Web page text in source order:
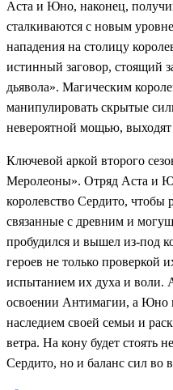
Аста и Юно, наконец,
сталкиваются с новым
нападения на столицу
истинный заговор, стоящий
дьявола». Магическим
манипулировать скрытые
невероятной мощью, выходят
Ключевой аркой второго
Меролеоны». Отряд Аста и
королевство Сердито, чтобы
связанные с древним и
пробудился и вышел из-под
героев не только проверкой
испытанием их духа и воли.
освоении Антимагии, а Юно
наследием своей семьи и
ветра. На кону будет стоять
Сердито, но и баланс сил во